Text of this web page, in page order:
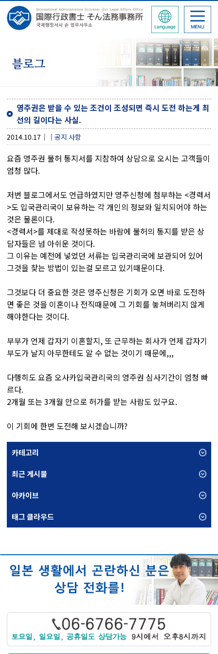
블로그
영주권은 받을 수 있는 조건이 조성되면 즉시 도전 하는게 최
선의 길이다는 사실.
2014.10.17 공지 사항
요즘 영주권 불허 통지서를 지참하여 상담으로 오시는 고객들이
엄청 많다.
저번 블로그에서도 언급하였지만 영주신청에 첨부하는 <경력서
>도 입국관리국이 보유하는 각 개인의 정보와 일치되어야 하는
것은 물론이다.
<경력서>를 제대로 작성못하는 바람에 불허의 통지를 받은 상
담자들은 넘 아쉬운 것이다.
그 이유는 예전에 넣었던 서류는 입국관리국에 보관되어 있어
그것을 찾는 방법이 있는걸 모르고 있기때문이다.
그것보다 더 중요한 것은 영주신청은 기회가 오면 바로 도전하
면 좋은 것을 이혼이나 전직때문에 그 기회를 놓쳐버리지 않게
해야한다는 것이다.
부부가 언제 갑자기 이혼할지, 또 근무하는 회사가 언제 갑자기
부도가 날지 아무한테도 알 수 없는 것이기 때문에,,,
다행히도 요즘 오사카입국관리국의 영주권 심사기간이 엄청 빠
르다.
2개월 또는 3개월 안으로 허가를 받는 사람도 있구요.
이 기회에 한번 도전해 보시겠습니까?
카테고리
최근 게시물
아카이브
태그 클라우드